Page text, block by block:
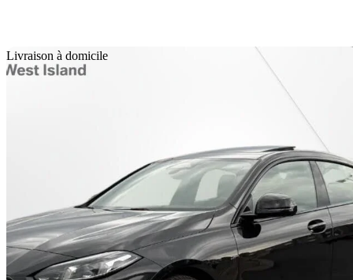
Livraison à domicile
2026 BMW 2 Series